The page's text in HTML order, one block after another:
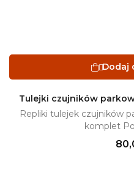
Dodaj
Tulejki czujników
Repliki tulejek czujników
komplet